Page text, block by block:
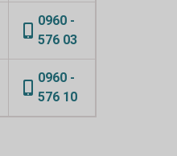
0960 -
576 03
0960 -
576 10